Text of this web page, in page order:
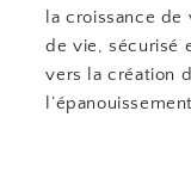
la croissance
de vie, sécurisé
vers la création